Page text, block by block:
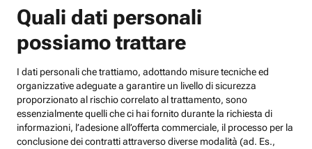
Quali dati personali
possiamo trattare
I dati personali che trattiamo, adottando misure tecniche ed
organizzative adeguate a garantire un livello di sicurezza
proporzionato al rischio correlato al trattamento, sono
essenzialmente quelli che ci hai fornito durante la richiesta di
informazioni, l’adesione all’offerta commerciale, il processo per la
conclusione dei contratti attraverso diverse modalità (ad. Es.,